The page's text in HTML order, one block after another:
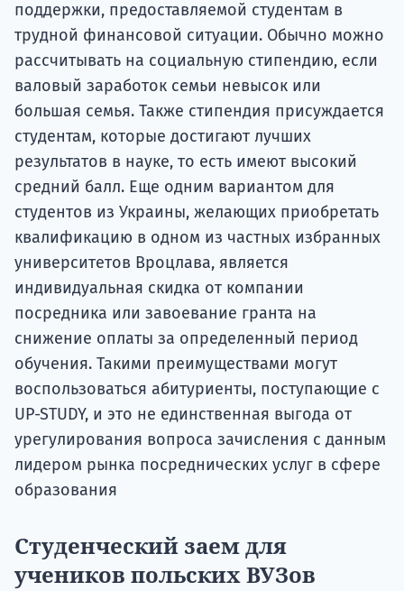
поддержки, предоставляемой студентам в
трудной финансовой ситуации. Обычно можно
рассчитывать на социальную стипендию, если
валовый заработок семьи невысок или
большая семья. Также стипендия присуждается
студентам, которые достигают лучших
результатов в науке, то есть имеют высокий
средний балл. Еще одним вариантом для
студентов из Украины, желающих приобретать
квалификацию в одном из частных избранных
университетов Вроцлава, является
индивидуальная скидка от компании
посредника или завоевание гранта на
снижение оплаты за определенный период
обучения. Такими преимуществами могут
воспользоваться абитуриенты, поступающие с
UP-STUDY, и это не единственная выгода от
урегулирования вопроса зачисления с данным
лидером рынка посреднических услуг в сфере
образования
Студенческий заем для
учеников польских ВУЗов